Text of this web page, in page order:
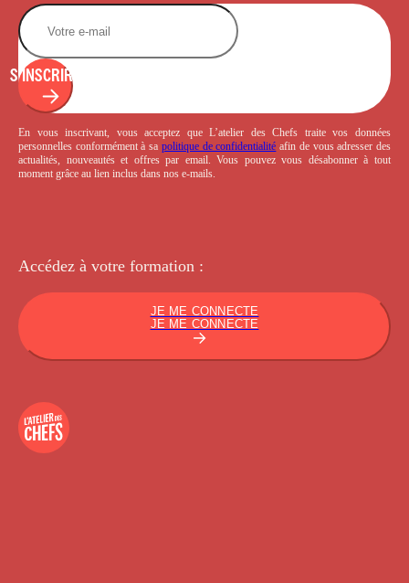
S'INSCRIRE
En vous inscrivant, vous acceptez que L’atelier des Chefs traite vos données
personnelles conformément à sa politique de confidentialité afin de vous adresser des
actualités, nouveautés et offres par email. Vous pouvez vous désabonner à tout
moment grâce au lien inclus dans nos e-mails.
Accédez à votre formation :
JE ME CONNECTE
JE ME CONNECTE